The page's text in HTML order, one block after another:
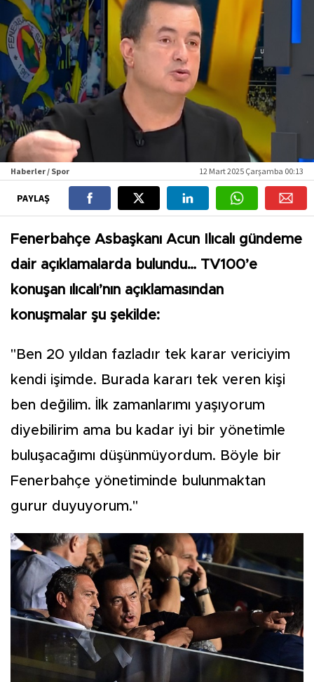
Haberler / Spor 12 Mart 2025 Çarşamba 00:13
PAYLAŞ
Fenerbahçe Asbaşkanı Acun Ilıcalı gündeme
dair açıklamalarda bulundu… TV100’e
konuşan ılıcalı’nın açıklamasından
konuşmalar şu şekilde:
"Ben 20 yıldan fazladır tek karar vericiyim
kendi işimde. Burada kararı tek veren kişi
ben değilim. İlk zamanlarımı yaşıyorum
diyebilirim ama bu kadar iyi bir yönetimle
buluşacağımı düşünmüyordum. Böyle bir
Fenerbahçe yönetiminde bulunmaktan
gurur duyuyorum."